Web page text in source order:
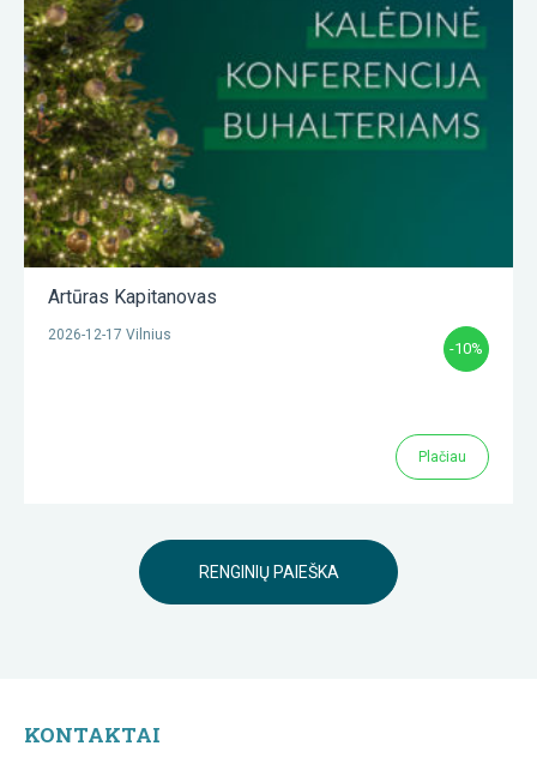
Artūras Kapitanovas
2026-12-17 Vilnius
-10%
Plačiau
RENGINIŲ PAIEŠKA
KONTAKTAI